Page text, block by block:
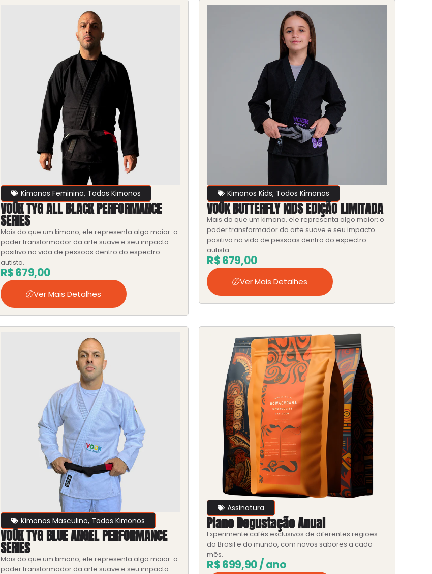
Kimonos Feminino, Todos Kimonos
VOŪK TYG ALL BLACK PERFORMANCE
SERIES
Mais do que um kimono, ele representa algo maior: o
poder transformador da arte suave e seu impacto
positivo na vida de pessoas dentro do espectro
autista.
R$679,00
Ver Mais Detalhes
Kimonos Kids, Todos Kimonos
VOŪK BUTTERFLY KIDS EDIÇÃO LIMITADA
Mais do que um kimono, ele representa algo maior: o
poder transformador da arte suave e seu impacto
positivo na vida de pessoas dentro do espectro
autista.
R$679,00
Ver Mais Detalhes
Kimonos Masculino, Todos Kimonos
VOŪK TYG BLUE ANGEL PERFORMANCE
SERIES
Mais do que um kimono, ele representa algo maior: o
poder transformador da arte suave e seu impacto
Assinatura
Plano Degustação Anual
Experimente cafés exclusivos de diferentes regiões
do Brasil e do mundo, com novos sabores a cada
mês.
R$699,90/ ano